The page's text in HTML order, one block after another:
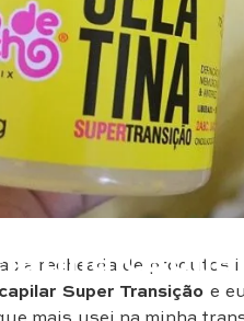
recheada de produtos
Super Transiçãoe